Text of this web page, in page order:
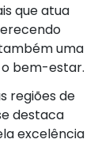
que atua
uma
bem-estar.
regiões de
destaca
excelência